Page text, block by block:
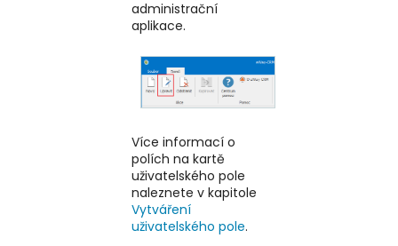
administrační
aplikace.
Více informací o
polích na kartě
uživatelského pole
naleznete v kapitole
Vytváření
uživatelského pole.